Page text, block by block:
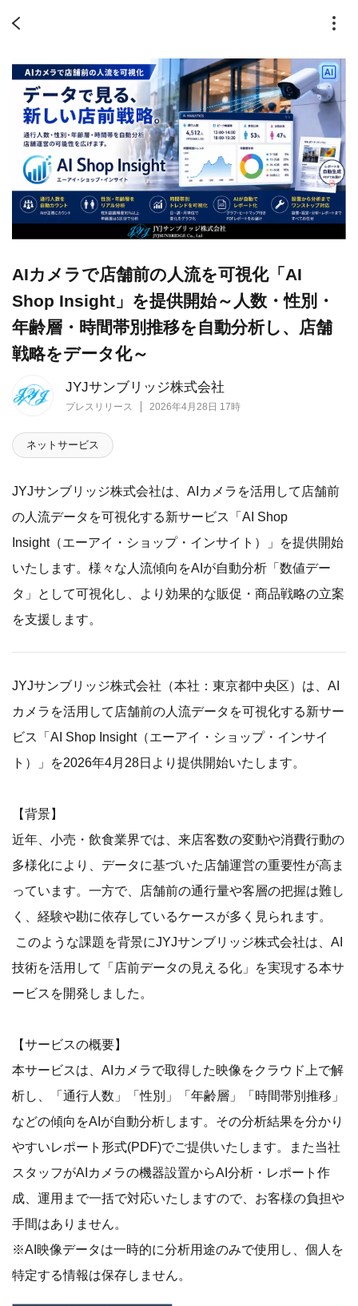
JYJサンブリッジ株式会社
プレスリリース 2026年4月28日 17時
AIカメラで店舗前の人流を可視化「AI
Shop Insight」を提供開始～人数・性別・
年齢層・時間帯別推移を自動分析し、店舗
戦略をデータ化～
ネットサービス
JYJサンブリッジ株式会社は、AIカメラを活用して店舗前
の人流データを可視化する新サービス「AI Shop
Insight（エーアイ・ショップ・インサイト）」を提供開始
いたします。様々な人流傾向をAIが自動分析「数値デー
タ」として可視化し、より効果的な販促・商品戦略の立案
を支援します。
JYJサンブリッジ株式会社（本社：東京都中央区）は、AI
カメラを活用して店舗前の人流データを可視化する新サー
ビス「AI Shop Insight（エーアイ・ショップ・インサイ
ト）」を2026年4月28日より提供開始いたします。
【背景】
近年、小売・飲食業界では、来店客数の変動や消費行動の
多様化により、データに基づいた店舗運営の重要性が高ま
っています。一方で、店舗前の通行量や客層の把握は難し
く、経験や勘に依存しているケースが多く見られます。
このような課題を背景にJYJサンブリッジ株式会社は、AI
技術を活用して「店前データの見える化」を実現する本サ
ービスを開発しました。
【サービスの概要】
本サービスは、AIカメラで取得した映像をクラウド上で解
析し、「通行人数」「性別」「年齢層」「時間帯別推移」
などの傾向をAIが自動分析します。その分析結果を分かり
やすいレポート形式(PDF)でご提供いたします。また当社
スタッフがAIカメラの機器設置からAI分析・レポート作
成、運用まで一括で対応いたしますので、お客様の負担や
手間はありません。
※AI映像データは一時的に分析用途のみで使用し、個人を
特定する情報は保存しません。